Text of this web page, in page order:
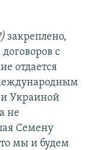
закреплено,
с
отдается
Украиной
не
Семену
мы и будем